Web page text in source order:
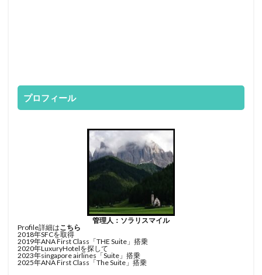
プロフィール
管理人：ソラリスマイル
Profile詳細はこちら
2018年SFCを取得
2019年ANA First Class「THE Suite」搭乗
2020年LuxuryHotelを探して
2023年singapore airlines「Suite」搭乗
2025年ANA First Class「The Suite」搭乗